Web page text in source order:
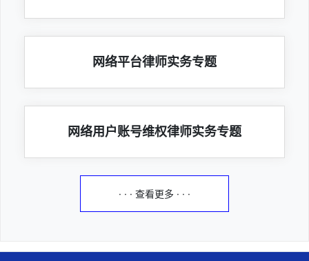
网络平台律师实务专题
网络用户账号维权律师实务专题
· · · 查看更多 · · ·